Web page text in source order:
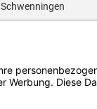
Schwenningen